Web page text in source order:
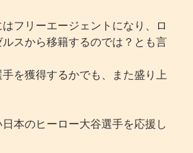
フリーエージェントになり、ロ
スから移籍するのでは？とも言
を獲得するかでも、また盛り上
本のヒーロー大谷選手を応援し